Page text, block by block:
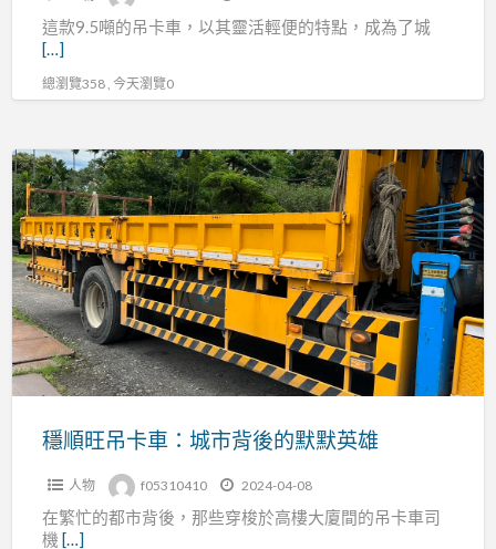
這款9.5噸的吊卡車，以其靈活輕便的特點，成為了城
[…]
總瀏覽358 , 今天瀏覽0
穩
順
旺
吊
卡
車：
城
市
背
穩順旺吊卡車：城市背後的默默英雄
人物 f05310410 2024-04-08
在繁忙的都市背後，那些穿梭於高樓大廈間的吊卡車司
機 […]